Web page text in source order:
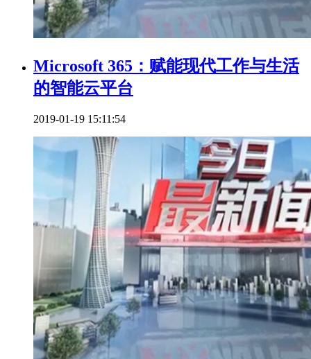
Microsoft 365：赋能现代工作与生活
的智能云平台
2019-01-19 15:11:54